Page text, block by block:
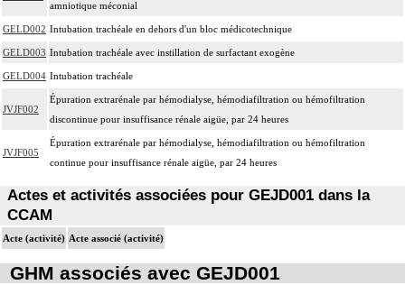
amniotique méconial
GELD002 Intubation trachéale en dehors d'un bloc médicotechnique
GELD003 Intubation trachéale avec instillation de surfactant exogène
GELD004 Intubation trachéale
JVJF002
Épuration extrarénale par hémodialyse, hémodiafiltration ou hémofiltration
discontinue pour insuffisance rénale aigüe, par 24 heures
JVJF005
Épuration extrarénale par hémodialyse, hémodiafiltration ou hémofiltration
continue pour insuffisance rénale aigüe, par 24 heures
Actes et activités associées pour GEJD001 dans la
CCAM
Acte (activité) Acte associé (activité)
GHM associés avec GEJD001